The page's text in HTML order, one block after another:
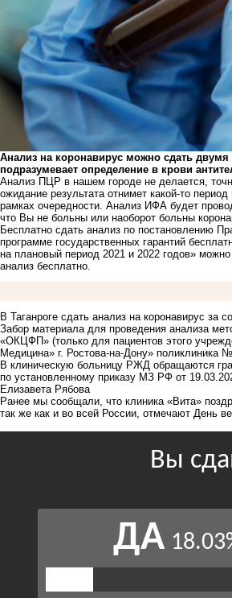
Анализ на коронавирус можно сдать
подразумевает определение в крови
Анализ ПЦР в нашем городе не делается,
ожидание результата отнимет какой-то
рамках очередности. Анализ ИФА будет
что Вы не больны или наоборот больны
Бесплатно сдать анализ по постановлению
программе государственных гарантий
на плановый период 2021 и 2022 годов»
анализ бесплатно.
В Таганроге сдать анализ на коронавирус
Забор материала для проведения анализа
«ОКЦФП» (только для пациентов этого
Медицина» г. Ростова-на-Дону» поликлиника
В клиническую больницу РЖД обращаются
по установленному приказу МЗ РФ от
Елизавета Рябова
Ранее мы сообщали, что клиника «Вита»
так же как и во всей России, отмечают День